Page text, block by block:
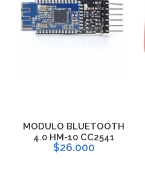
MODULO BLUETOOTH
4.0 HM-10 CC2541
$26.000